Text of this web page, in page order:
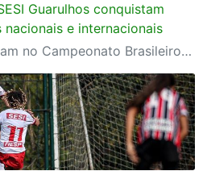
Guarulhos conquistam
e internacionais
Nadadores se destacaram no Campeonato Brasileiro e no Mundial Estudantil, realizado na Hungria, reforçando a excelência da equipe de rendimento do SESI Esporte